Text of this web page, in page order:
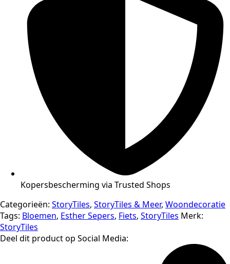
Kopersbescherming via Trusted Shops
Categorieën: StoryTiles, StoryTiles & Meer, Woondecoratie
Tags: Bloemen, Esther Sepers, Fiets, StoryTiles Merk:
StoryTiles
Deel dit product op Social Media: